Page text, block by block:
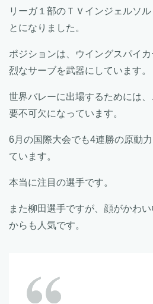
リーガ１部のＴＶインジェルソ
とになりました。
ポジションは、ウイングスパイ
烈なサーブを武器にしています。
世界バレーに出場するためには
要不可欠になっています。
6月の国際大会でも4連勝の原動
ています。
本当に注目の選手です。
また柳田選手ですが、顔がかわ
からも人気です。